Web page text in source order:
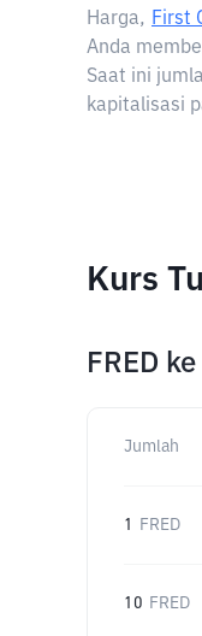
Harga, First
Anda
Saat ini
kapitalisasi
Kurs
FRED ke
Jumlah
1 FRED
10 FRED